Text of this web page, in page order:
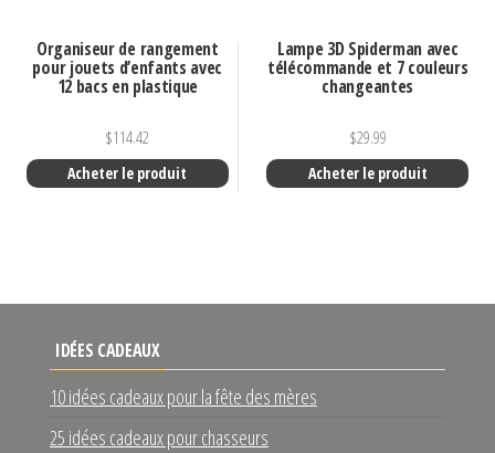
Organiseur de rangement
pour jouets d’enfants avec
12 bacs en plastique
$114.42
Acheter le produit
Lampe 3D Spiderman avec
télécommande et 7 couleurs
changeantes
$29.99
Acheter le produit
IDÉES CADEAUX
10 idées cadeaux pour la fête des mères
25 idées cadeaux pour chasseurs